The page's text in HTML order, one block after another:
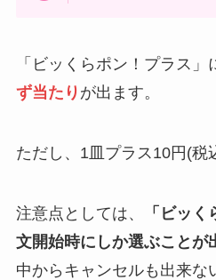
「ビッくらポン！プラス」
ず当たり が出ます。
ただし、1皿プラス10円(税
注意点としては、
「ビッ
文開始時にしか選ぶことが
中からキャンセルも出来な